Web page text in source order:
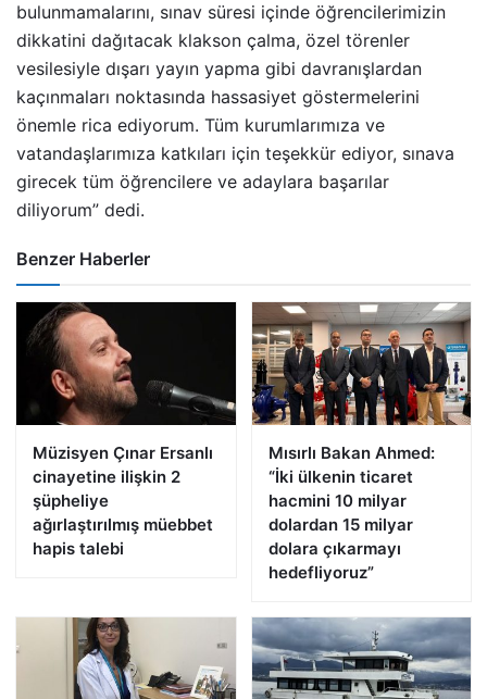
bulunmamalarını, sınav süresi içinde öğrencilerimizin
dikkatini dağıtacak klakson çalma, özel törenler
vesilesiyle dışarı yayın yapma gibi davranışlardan
kaçınmaları noktasında hassasiyet göstermelerini
önemle rica ediyorum. Tüm kurumlarımıza ve
vatandaşlarımıza katkıları için teşekkür ediyor, sınava
girecek tüm öğrencilere ve adaylara başarılar
diliyorum” dedi.
Benzer Haberler
Müzisyen Çınar Ersanlı
cinayetine ilişkin 2
şüpheliye
ağırlaştırılmış müebbet
hapis talebi
Mısırlı Bakan Ahmed:
“İki ülkenin ticaret
hacmini 10 milyar
dolardan 15 milyar
dolara çıkarmayı
hedefliyoruz”